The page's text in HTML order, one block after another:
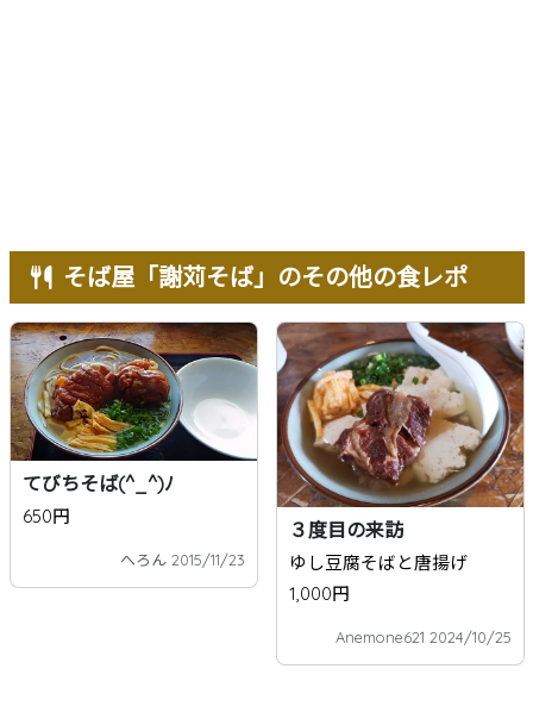
そば屋「謝苅そば」のその他の食レポ
てびちそば(^_^)ﾉ
650円
へろん 2015/11/23
３度目の来訪
ゆし豆腐そばと唐揚げ
1,000円
Anemone621 2024/10/25